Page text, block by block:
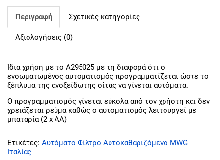
Περιγραφή Σχετικές κατηγορίες
Αξιολογήσεις (0)
Ίδια χρήση με το Α295025 με τη διαφορά ότι ο
ενσωματωμένος αυτοματισμός προγραμματίζεται ώστε το
ξέπλυμα της ανοξείδωτης σίτας να γίνεται αυτόματα.
Ο προγραμματισμός γίνεται εύκολα από τον χρήστη και δεν
χρειάζεται ρεύμα καθώς ο αυτοματισμός λειτουργεί με
μπαταρία (2 x ΑΑ)
Ετικέτες: Αυτόματο Φίλτρο Αυτοκαθαριζόμενο MWG
Ιταλίας